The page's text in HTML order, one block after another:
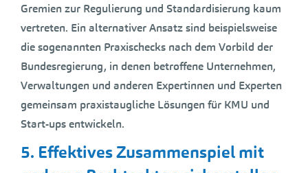
Gremien zur Regulierung und Standardisierung kaum
vertreten. Ein alternativer Ansatz sind beispielsweise
die sogenannten Praxischecks nach dem Vorbild der
Bundesregierung, in denen betroffene Unternehmen,
Verwaltungen und anderen Expertinnen und Experten
gemeinsam praxistaugliche Lösungen für KMU und
Start-ups entwickeln.
5. Effektives Zusammenspiel mit